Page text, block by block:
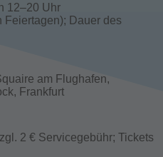
12–20 Uhr
Feiertagen); Dauer des
am Flughafen,
Frankfurt
2 € Servicegebühr; Tickets